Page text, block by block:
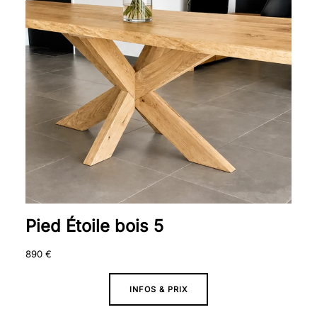
Pied Étoile bois 5
890 €
INFOS & PRIX